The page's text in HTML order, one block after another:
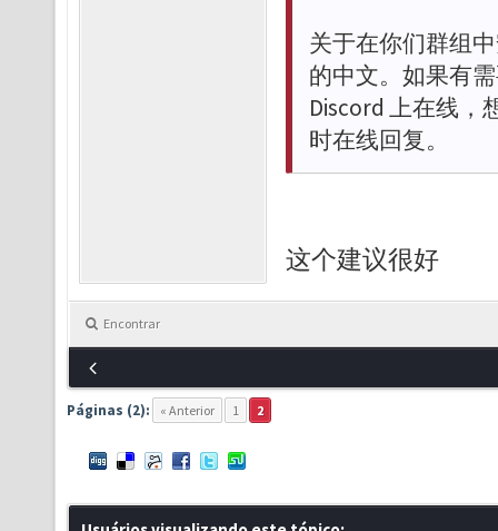
关于在你们群组
的中文。如果有
Discord 上在线，
时在线回复。
这个建议很好
Encontrar
Páginas (2): « Anterior 1 2